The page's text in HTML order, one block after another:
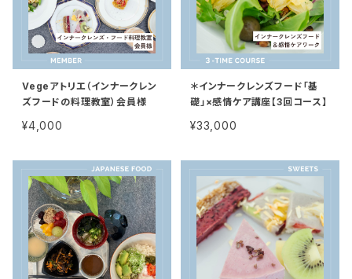
Vegeアトリエ（インナークレン
ズフードの料理教室）会員様
¥4,000
＊インナークレンズフード「基
礎」×感情ケア講座【3回コース】
¥33,000